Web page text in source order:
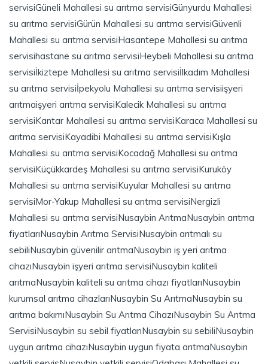
servisiGüneli Mahallesi su arıtma servisiGünyurdu Mahallesi
su arıtma servisiGürün Mahallesi su arıtma servisiGüvenli
Mahallesi su arıtma servisiHasantepe Mahallesi su arıtma
servisihastane su arıtma servisiHeybeli Mahallesi su arıtma
servisiİkiztepe Mahallesi su arıtma servisiİlkadım Mahallesi
su arıtma servisiİpekyolu Mahallesi su arıtma servisiişyeri
arıtmaişyeri arıtma servisiKalecik Mahallesi su arıtma
servisiKantar Mahallesi su arıtma servisiKaraca Mahallesi su
arıtma servisiKayadibi Mahallesi su arıtma servisiKışla
Mahallesi su arıtma servisiKocadağ Mahallesi su arıtma
servisiKüçükkardeş Mahallesi su arıtma servisiKuruköy
Mahallesi su arıtma servisiKuyular Mahallesi su arıtma
servisiMor-Yakup Mahallesi su arıtma servisiNergizli
Mahallesi su arıtma servisiNusaybin ArıtmaNusaybin arıtma
fiyatlarıNusaybin Arıtma ServisiNusaybin arıtmalı su
sebiliNusaybin güvenilir arıtmaNusaybin iş yeri arıtma
cihazıNusaybin işyeri arıtma servisiNusaybin kaliteli
arıtmaNusaybin kaliteli su arıtma cihazı fiyatlarıNusaybin
kurumsal arıtma cihazlarıNusaybin Su ArıtmaNusaybin su
arıtma bakımıNusaybin Su Arıtma CihazıNusaybin Su Arıtma
ServisiNusaybin su sebil fiyatlarıNusaybin su sebiliNusaybin
uygun arıtma cihazıNusaybin uygun fiyata arıtmaNusaybin